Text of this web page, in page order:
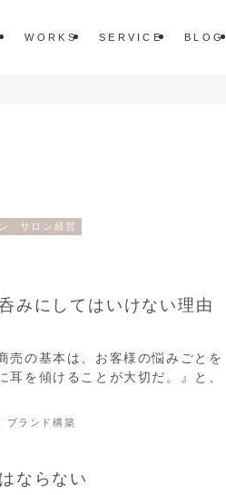
WORKS SERVICE BLOG
サロン経営
みにしてはいけない理由
売の基本は、お客様の悩みごとを
を傾けることが大切だ。』と、
ブランド構築
ならない